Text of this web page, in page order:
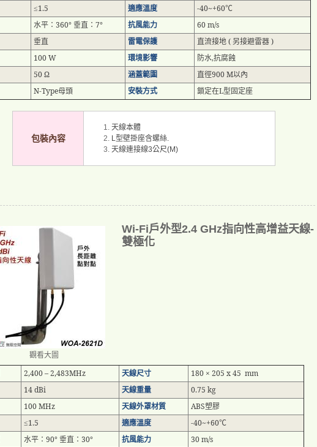
≤1.5 適應溫度 -40~+60℃
水平： 360° 垂直： 7° 抗風能力
60 m/s
垂直 雷電保護 直流接地( 另接避雷器)
100 W 環境影響 防水,抗腐蝕
50 Ω 涵蓋範圍 直徑900 M以內
N-Type母頭 安裝方式 鎖定在L型固定座
包裝內容
天線本體
L型壁掛座含螺絲.
天線連接線3公尺(M)
觀看大圖
Wi-Fi戶外型2.4 GHz指向性高增益天線-
雙極化
2,400 – 2,483MHz 天線尺寸
180 × 205 x 45 mm
14 dBi 天線重量
0.75 kg
100 MHz 天線外罩材質 ABS塑膠
≤1.5 適應溫度 -40~+60℃
水平：90°垂直：30° 抗風能力
30 m/s